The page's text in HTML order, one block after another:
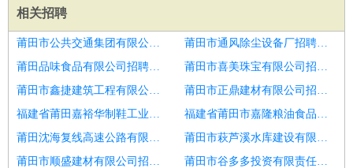
相关招聘
莆田市公共交通集团有限公司招聘酒店管理公司财务总监
莆田市通风除尘设备厂招聘财务总监
莆田品味食品有限公司招聘生产总监
莆田市喜美珠宝有限公司招聘生产总监经理
莆田市鑫捷建筑工程有限公司招聘前策经理
莆田市正鼎建材有限公司招聘应届生
福建省莆田嘉裕华制鞋工业有限公司招聘土地拓展总监经理
福建省莆田市嘉隆粮油食品有限公司招聘LED封装研发总监
莆田沈海复线高速公路有限责任公司招聘财务总监
莆田市萩芦溪水库建设有限公司招聘整合资源运营北京区域总监
莆田市顺盛建材有限公司招聘集团财务总监
莆田市谷多多投资有限责任公司招聘销售副总监